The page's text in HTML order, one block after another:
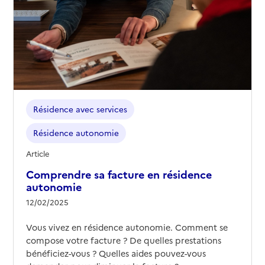
41230-Soings-en-Sologne
02 54 98 76 60
Contact
Rapport HAS
Voir les prix et prestations
Mis à jour le : 22/10/2024
Résidence autonomie Soleil
Adresse
Rue Condorcet
Saint-Ouen
02 54 73 31 10
Site internet
Rapport HAS
Voir les prix et prestations
Comprendre sa facture en résidence
autonomie
12/02/2025
Résidence avec services
Résidence autonomie
Article
Vous vivez en résidence autonomie. Comment se
compose votre facture ? De quelles prestations
bénéficiez-vous ? Quelles aides pouvez-vous